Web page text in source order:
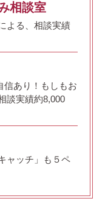
相談室
よる、相談実績
あり！ もしもお
談実績約8,000
ャッチ」も５ペ